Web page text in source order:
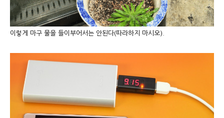
이렇게 마구 물을 들이부어서는 안된다(따라하지 마시오).